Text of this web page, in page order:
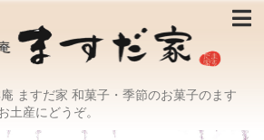
ますだ家 和菓子・季節のお菓子のます
土産にどうぞ。